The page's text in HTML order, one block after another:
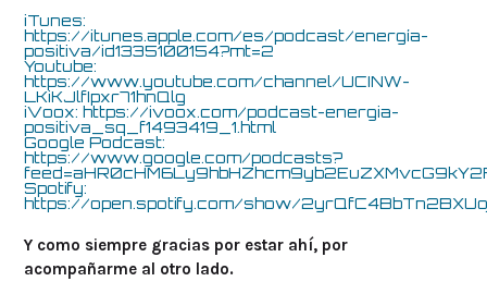
iTunes:
https://itunes.apple.com/es/podcast/energía-
positiva/id1335100154?mt=2
Youtube:
https://www.youtube.com/channel/UCINW-
LKiKJlfIpxr71hnQlg
iVoox: https://ivoox.com/podcast-energia-
positiva_sq_f1493419_1.html
Google Podcast:
https://www.google.com/podcasts?
Spotify:
https://open.spotify.com/show/
Y como siempre gracias por estar ahí, por
acompañarme al otro lado.